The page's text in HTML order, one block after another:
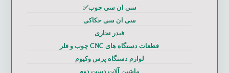
سی ان سی چوب✅
سی ان سی حکاکی
فیدر نجاری
قطعات دستگاه های CNC چوب و فلز
لوازم دستگاه پرس وکیوم
ماشین آلات دست دوم